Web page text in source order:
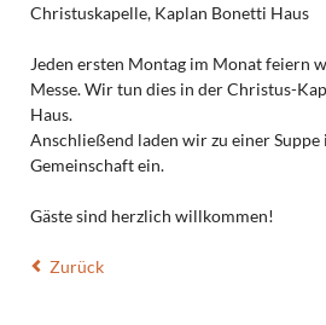
Christuskapelle, Kaplan Bonetti Haus
Jeden ersten Montag im Monat feiern
Messe. Wir tun dies in der Christus-
Haus.
Anschließend laden wir zu einer Suppe
Gemeinschaft ein.
Gäste sind herzlich willkommen!
Zurück